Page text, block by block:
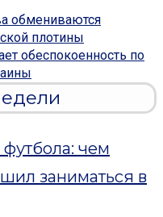
обмениваются
плотины
обеспокоенность по
чем
заниматься в